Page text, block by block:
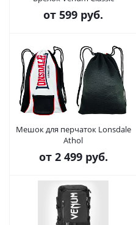
от 599 руб.
Мешок для перчаток Lonsdale
Athol
от 2 499 руб.